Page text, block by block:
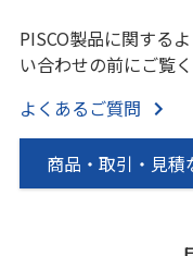
PISCO製品に関する
い合わせの前にご覧く
よくあるご質問
商品・取引・見積